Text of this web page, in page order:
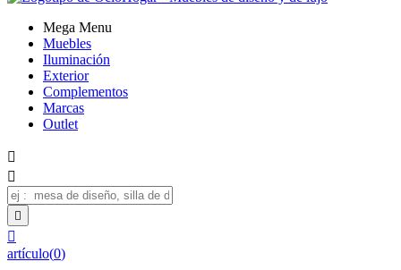
Mega Menu
Muebles
Iluminación
Exterior
Complementos
Marcas
Outlet




artículo(0)